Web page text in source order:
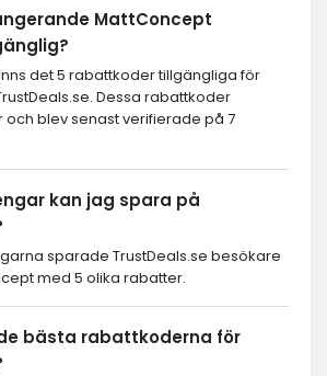
MattConcept
det 5 rabattkoder tillgängliga för
Dessa rabattkoder
och blev senast verifierade på 7
kan jag spara på
sparade TrustDeals.se besökare
med 5 olika rabatter.
bästa rabattkoderna för